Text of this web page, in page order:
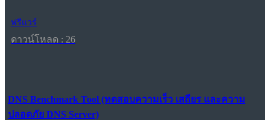
ฟรีแวร์
ดาวน์โหลด : 26
DNS Benchmark Tool (ทดสอบความเร็ว เสถียร และความ
ปลอดภัย DNS Server)